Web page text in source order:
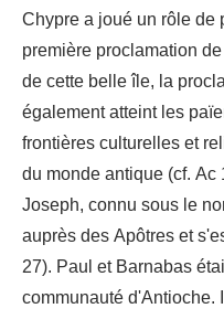
Chypre a joué un rôle
première proclamation
de cette belle île, la
également atteint les
frontières culturelles et
du monde antique (cf.
Joseph, connu sous le
auprès des Apôtres et
27). Paul et Barnabas
communauté